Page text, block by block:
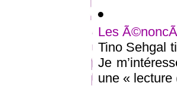
Les
Tino Sehgal
Je
une « lecture